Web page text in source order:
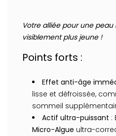
Votre alliée pour une peau
visiblement plus jeune !
Points forts :
Effet anti-âge
lisse et défroissée,
sommeil
Actif ultra-puissant :
Micro-Algue ultra-